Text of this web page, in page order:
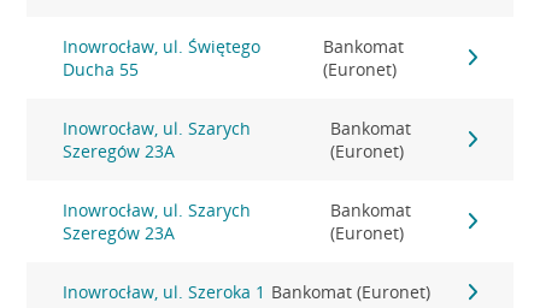
Inowrocław, ul. Świętego
Ducha 55
Bankomat
(Euronet)
Inowrocław, ul. Szarych
Szeregów 23A
Bankomat
(Euronet)
Inowrocław, ul. Szarych
Szeregów 23A
Bankomat
(Euronet)
Inowrocław, ul. Szeroka 1 Bankomat (Euronet)